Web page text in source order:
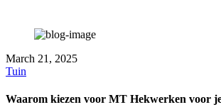
March 21, 2025
Tuin
Waarom kiezen voor MT Hekwerken voor